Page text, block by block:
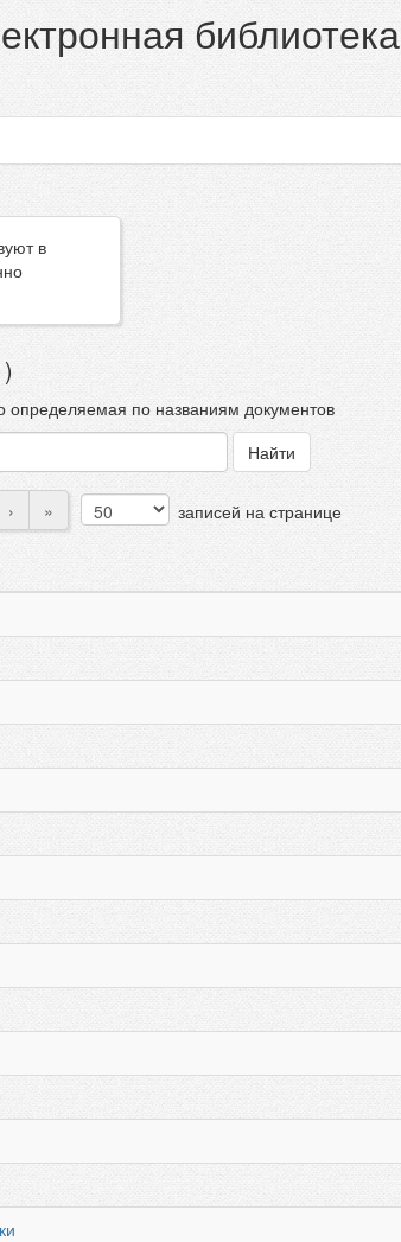
библиотека
в
по названиям документов
› » записей на странице